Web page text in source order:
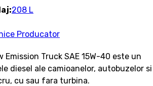
208 L
Producator
Emission Truck SAE 15W-40 este un
diesel ale camioanelor, autobuzelor si
cu sau fara turbina.